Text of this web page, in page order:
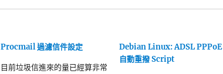
Procmail 過濾信件設定
目前垃圾信進來的量已經算非常
Debian Linux: ADSL PPPoE
自動重撥 Script